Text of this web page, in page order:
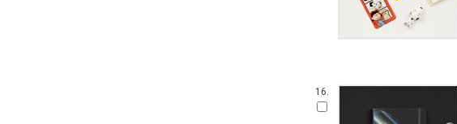
16.